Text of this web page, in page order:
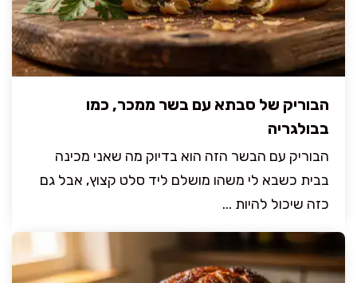
הבוריק של סבתא עם בשר ממכר, כמו
בבולגריה
הבוריק עם הבשר הזה הוא בדיוק מה שאני מכינה
בבית כשבא לי משהו מושלם ליד סלט קצוץ, אבל גם
כזה שיכול להיות ...